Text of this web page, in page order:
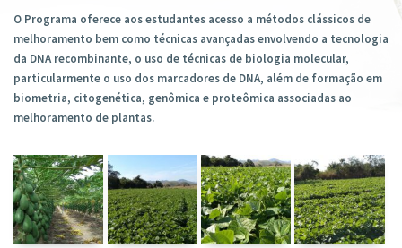
O Programa oferece aos estudantes acesso a métodos clássicos de
melhoramento bem como técnicas avançadas envolvendo a tecnologia
da DNA recombinante, o uso de técnicas de biologia molecular,
particularmente o uso dos marcadores de DNA, além de formação em
biometria, citogenética, genômica e proteômica associadas ao
melhoramento de plantas.